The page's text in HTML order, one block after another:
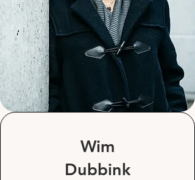
Wim
Dubbink